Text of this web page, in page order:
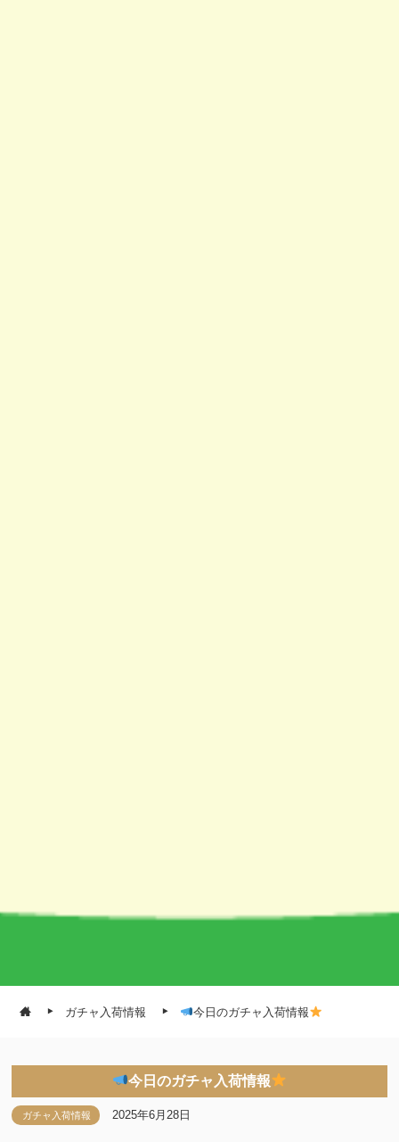
ガチャ入荷情報 今日のガチャ入荷情報
今日のガチャ入荷情報
ガチャ入荷情報 2025年6月28日